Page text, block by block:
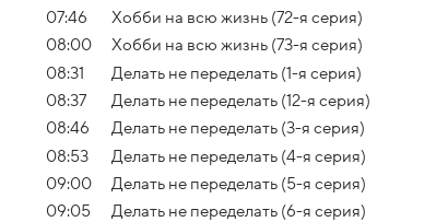
07:46
Хобби на всю жизнь (72-я серия)
08:00
Хобби на всю жизнь (73-я серия)
08:31
Делать не переделать (1-я серия)
08:37
Делать не переделать (12-я серия)
08:46
Делать не переделать (3-я серия)
08:53
Делать не переделать (4-я серия)
09:00
Делать не переделать (5-я серия)
09:05
Делать не переделать (6-я серия)